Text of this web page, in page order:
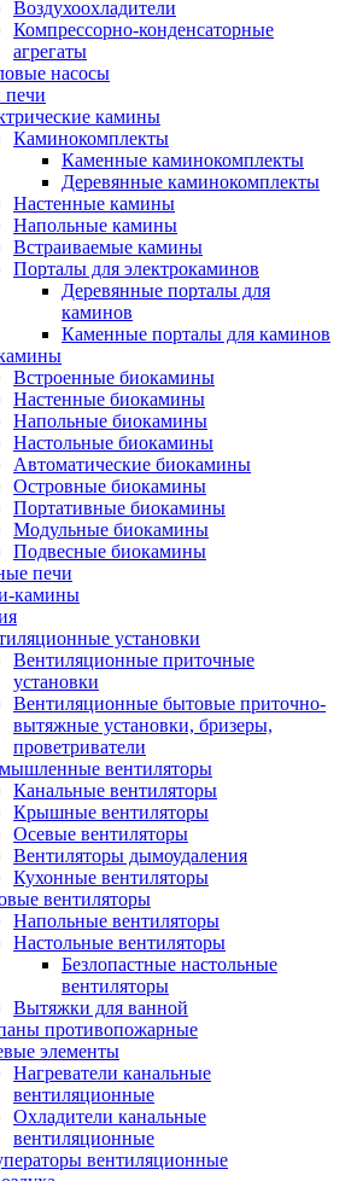
Воздухоохладители
Компрессорно-конденсаторные
агрегаты
насосы
камины
Каминокомплекты
Каменные каминокомплекты
Деревянные каминокомплекты
Настенные камины
Напольные камины
Встраиваемые камины
Порталы для электрокаминов
Деревянные порталы для
каминов
Каменные порталы для каминов
Встроенные биокамины
Настенные биокамины
Напольные биокамины
Настольные биокамины
Автоматические биокамины
Островные биокамины
Портативные биокамины
Модульные биокамины
Подвесные биокамины
печи
камины
установки
Вентиляционные приточные
установки
Вентиляционные бытовые приточно-
вытяжные установки, бризеры,
проветриватели
вентиляторы
Канальные вентиляторы
Крышные вентиляторы
Осевые вентиляторы
Вентиляторы дымоудаления
Кухонные вентиляторы
вентиляторы
Напольные вентиляторы
Настольные вентиляторы
Безлопастные настольные
вентиляторы
Вытяжки для ванной
противопожарные
элементы
Нагреватели канальные
вентиляционные
Охладители канальные
вентиляционные
вентиляционные